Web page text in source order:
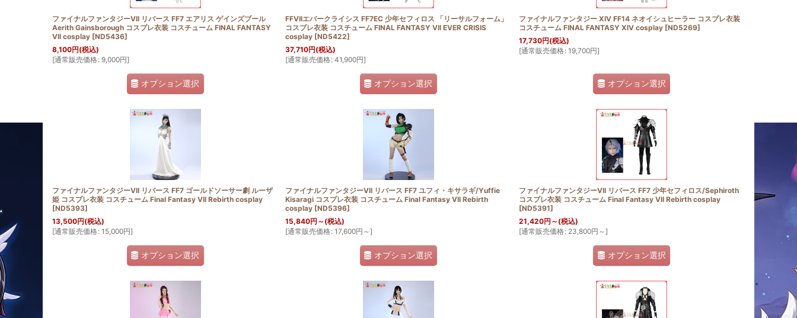
ファイナルファンタジーVII リバース FF7 エアリス ゲインズブール
Aerith Gainsborough コスプレ衣装 コスチューム FINAL FANTASY
VII cosplay [ND5436]
8,100円(税込)
[通常販売価格: 9,000円]
オプション選択
FFVIIエバークライシス FF7EC 少年セフィロス 「リーサルフォーム」
コスプレ衣装 コスチューム FINAL FANTASY VII EVER CRISIS
cosplay [ND5422]
37,710円(税込)
[通常販売価格: 41,900円]
オプション選択
ファイナルファンタジー XIV FF14 ネオイシュヒーラー コスプレ衣装
コスチューム FINAL FANTASY XIV cosplay [ND5269]
17,730円(税込)
[通常販売価格: 19,700円]
オプション選択
ファイナルファンタジーVII リバース FF7 ゴールドソーサー劇 ルーザ
姫 コスプレ衣装 コスチューム Final Fantasy VII Rebirth cosplay
[ND5393]
13,500円(税込)
[通常販売価格: 15,000円]
オプション選択
ファイナルファンタジーVII リバース FF7 ユフィ・キサラギ/Yuffie
Kisaragi コスプレ衣装 コスチューム Final Fantasy VII Rebirth
cosplay [ND5396]
15,840円 ～ (税込)
[通常販売価格: 17,600円 ～]
オプション選択
ファイナルファンタジーVII リバース FF7 少年セフィロス/Sephiroth
コスプレ衣装 コスチューム Final Fantasy VII Rebirth cosplay
[ND5391]
21,420円 ～ (税込)
[通常販売価格: 23,800円 ～]
オプション選択